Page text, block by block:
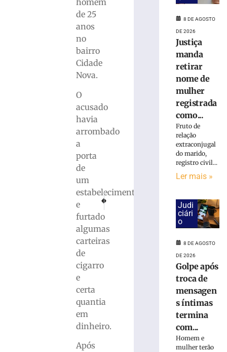
homem
de 25
anos
no
bairro
Cidade
Nova.
O
acusado
havia
arrombado
a
porta
de
um
estabelecimento
e
furtado
algumas
carteiras
de
cigarro
e
certa
quantia
em
dinheiro.
Após
ANTERIOR
Corpo de homem é localizado no Rio
PRÓXIMO
Chicago é o grande campeão do Campeonato
atropelado
Homem
maconha
Blumenau
8 DE AGOSTO
DE 2026
Justiça
manda
retirar
nome de
mulher
registrada
como...
Fruto de
relação
extraconjugal
do marido,
registro civil...
Ler mais »
Judi
ciári
o
8 DE AGOSTO
DE 2026
Golpe após
troca de
mensagen
s íntimas
termina
com...
Homem e
mulher terão